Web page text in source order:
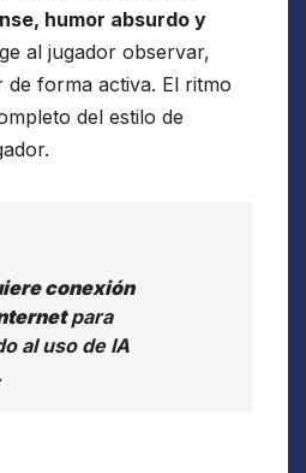
humor absurdo y
al jugador observar,
forma activa. El ritmo
del estilo de
conexión
para
al uso de IA